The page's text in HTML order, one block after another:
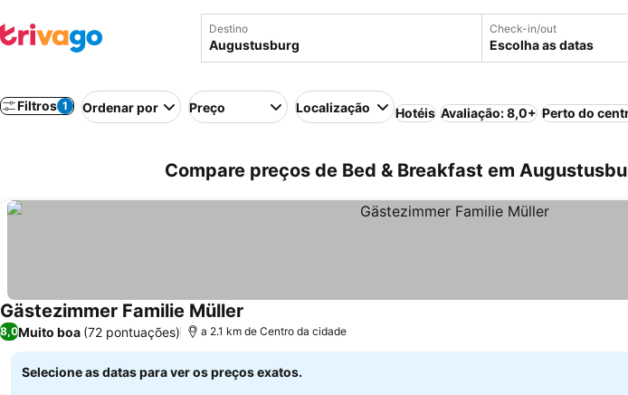
Destino Check-in/out
Escolha as datas
Filtros 1 Ordenar por Preço Localização Hotéis Avaliação: 8,0+ Perto do
Compare preços de Bed & Breakfast em
Gästezimmer Familie Müller
8,0Muito boa (72 pontuações) a 2.1 km de Centro da cidade
Selecione as datas para ver os preços exatos.